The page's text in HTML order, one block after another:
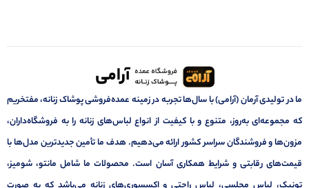
ما در تولیدی آرمان (آرامی) با سال‌ها تجربه در زمینه عمده‌فروشی پوشاک زنانه، مفتخریم
که مجموعه‌ای به‌روز، متنوع و با کیفیت از انواع لباس‌های زنانه را به فروشگاه‌داران،
مزون‌ها و فروشندگان سراسر کشور ارائه می‌دهیم. هدف ما تأمین جدیدترین مدل‌ها با
قیمت‌های رقابتی و شرایط همکاری آسان است. محصولات ما شامل مانتو، شومیز،